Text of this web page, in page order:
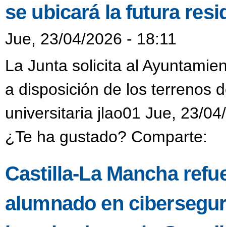
se ubicará la futura
Jue, 23/04/2026 - 18:11
La Junta solicita al
a disposición de los terrenos
universitaria jlao01 Jue, 23/
¿Te ha gustado? Comparte:
Castilla-La Mancha
alumnado en